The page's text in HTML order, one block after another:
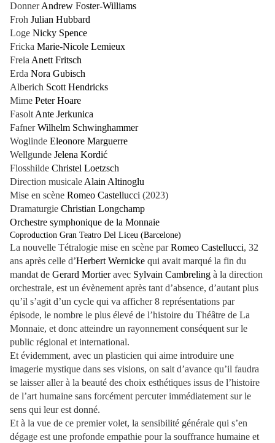
DonnerAndrew Foster-Williams
Froh Julian Hubbard
Loge Nicky Spence
Fricka Marie-Nicole Lemieux
Freia Anett Fritsch
Erda Nora Gubisch
Alberich Scott Hendricks
Mime Peter Hoare
Fasolt Ante Jerkunica
FafnerWilhelm Schwinghammer
Woglinde Eleonore Marguerre
Wellgunde Jelena Kordić
Flosshilde Christel Loetzsch
Direction musicale Alain Altinoglu
Mise en scène Romeo Castellucci (2023)
Dramaturgie Christian Longchamp
Orchestre symphonique de la Monnaie
Coproduction Gran Teatro Del Liceu (Barcelone)
La nouvelle Tétralogie mise en scène parRomeo Castellucci, 32
ans après celle d’Herbert Wernicke qui avait marqué la fin du
mandat de Gerard Mortieravec Sylvain Cambreling à la direction
orchestrale, est un évènement après tant d’absence, d’autant plus
qu’il s’agit d’un cycle qui va afficher 8 représentations par
épisode, le nombre le plus élevé de l’histoire du Théâtre de La
Monnaie, et donc atteindre un rayonnement conséquent sur le
public régional et international.
Et évidemment, avec un plasticien qui aime introduire une
imagerie mystique dans ses visions, on sait d’avance qu’il faudra
se laisser aller à la beauté des choix esthétiques issus de l’histoire
de l’art humaine sans forcément percuter immédiatement sur le
sens qui leur est donné.
Et à la vue de ce premier volet, la sensibilité générale qui s’en
dégage est une profonde empathie pour la souffrance humaine et